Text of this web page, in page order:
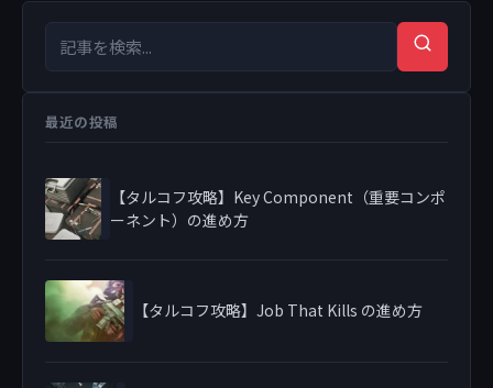
検索キーワード
最近の投稿
【タルコフ攻略】Key Component（重要コンポ
ーネント）の進め方
【タルコフ攻略】Job That Kills の進め方